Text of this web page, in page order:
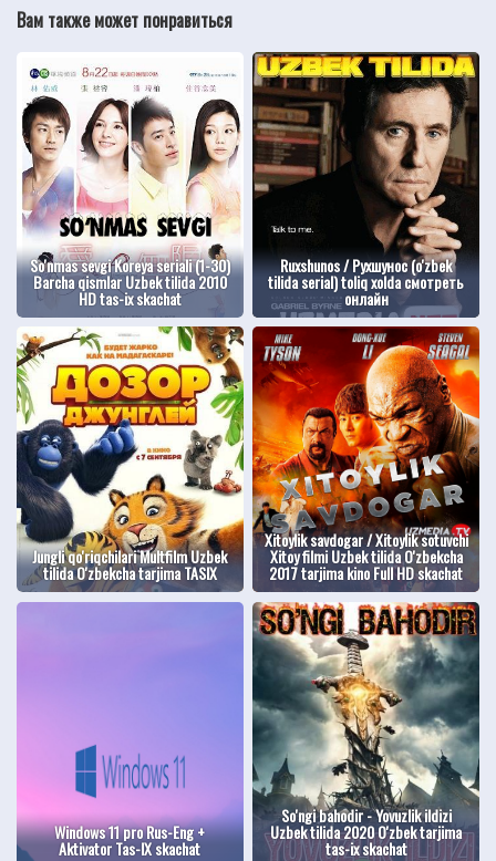
Вам также может понравиться
So'nmas sevgi Koreya seriali (1-30)
Barcha qismlar Uzbek tilida 2010
HD tas-ix skachat
Ruxshunos / Рухшунос (o'zbek
tilida serial) toliq xolda смотреть
онлайн
Jungli qo'riqchilari Multfilm Uzbek
tilida O'zbekcha tarjima TASIX
Xitoylik savdogar / Xitoylik sotuvchi
Xitoy filmi Uzbek tilida O'zbekcha
2017 tarjima kino Full HD skachat
Windows 11 pro Rus-Eng +
Aktivator Tas-IX skachat
So'ngi bahodir - Yovuzlik ildizi
Uzbek tilida 2020 O'zbek tarjima
tas-ix skachat